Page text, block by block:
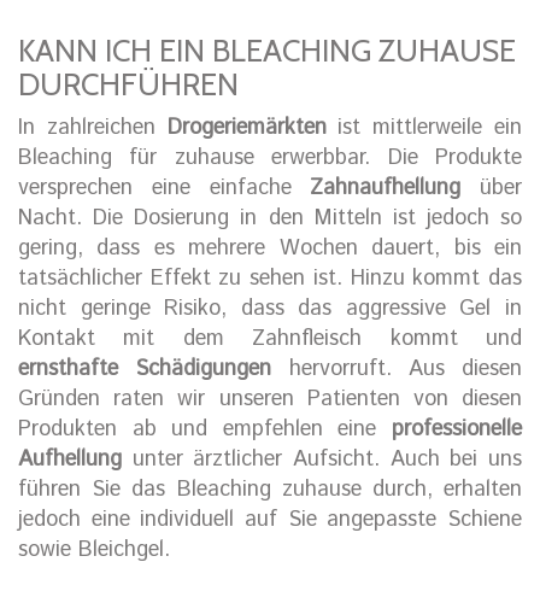
KANN ICH EIN BLEACHING ZUHAUSE
DURCHFÜHREN
In zahlreichen Drogeriemärktenist mittlerweile ein
Bleaching für zuhause erwerbbar. Die Produkte
versprechen eine einfache Zahnaufhellung über
Nacht. Die Dosierung in den Mitteln ist jedoch so
gering, dass es mehrere Wochen dauert, bis ein
tatsächlicher Effekt zu sehen ist. Hinzu kommt das
nicht geringe Risiko, dass das aggressive Gel in
Kontakt mit dem Zahnfleisch kommt und
ernsthafte Schädigungen hervorruft. Aus diesen
Gründen raten wir unseren Patienten von diesen
Produkten ab und empfehlen eine professionelle
Aufhellung unter ärztlicher Aufsicht. Auch bei uns
führen Sie das Bleaching zuhause durch, erhalten
jedoch eine individuell auf Sie angepasste Schiene
sowie Bleichgel.